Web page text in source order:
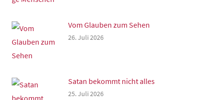
Vom Glauben zum Sehen
26. Juli 2026
Satan bekommt nicht alles
25. Juli 2026